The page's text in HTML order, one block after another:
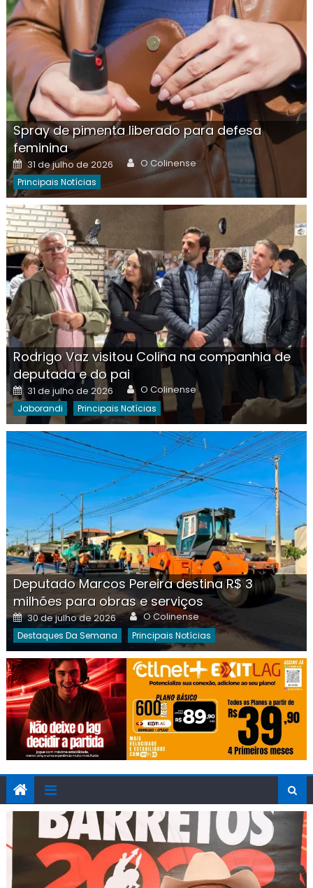
Spray de pimenta liberado para defesa
feminina
Posted
on
31 de julho de 2026 Author
O Colinense
Principais Notícias
Rodrigo Vaz visitou Colina na companhia de
deputada e do pai
Posted
on
31 de julho de 2026 Author
O Colinense
Jaborandi Principais Notícias
Deputado Marcos Pereira destina R$ 3
milhões para obras e serviços
Posted
on
30 de julho de 2026 Author
O Colinense
Destaques Da Semana Principais Notícias